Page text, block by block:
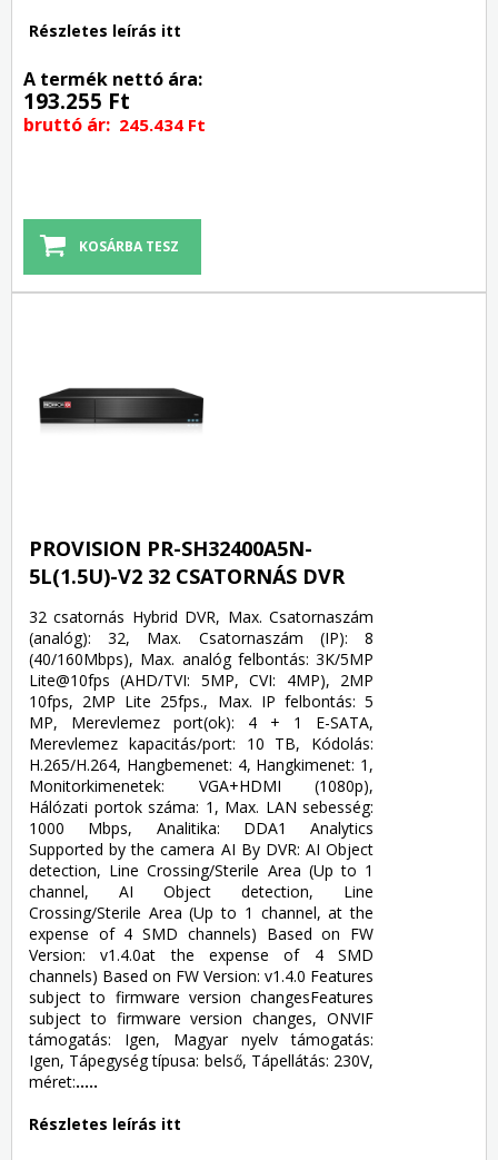
Részletes leírás itt
A termék nettó ára:
193.255 Ft
bruttó ár: 245.434 Ft
PROVISION PR-SH32400A5N-
5L(1.5U)-V2 32 CSATORNÁS DVR
32 csatornás Hybrid DVR, Max. Csatornaszám
(analóg): 32, Max. Csatornaszám (IP): 8
(40/160Mbps), Max. analóg felbontás: 3K/5MP
Lite@10fps (AHD/TVI: 5MP, CVI: 4MP), 2MP
10fps, 2MP Lite 25fps., Max. IP felbontás: 5
MP, Merevlemez port(ok): 4 + 1 E-SATA,
Merevlemez kapacitás/port: 10 TB, Kódolás:
H.265/H.264, Hangbemenet: 4, Hangkimenet: 1,
Monitorkimenetek: VGA+HDMI (1080p),
Hálózati portok száma: 1, Max. LAN sebesség:
1000 Mbps, Analitika: DDA1 Analytics
Supported by the camera AI By DVR: AI Object
detection, Line Crossing/Sterile Area (Up to 1
channel, AI Object detection, Line
Crossing/Sterile Area (Up to 1 channel, at the
expense of 4 SMD channels) Based on FW
Version: v1.4.0at the expense of 4 SMD
channels) Based on FW Version: v1.4.0 Features
subject to firmware version changesFeatures
subject to firmware version changes, ONVIF
támogatás: Igen, Magyar nyelv támogatás:
Igen, Tápegység típusa: belső, Tápellátás: 230V,
méret:.....
Részletes leírás itt